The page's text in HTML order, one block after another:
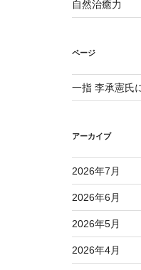
自然治癒力
ページ
一指 李承憲氏
アーカイブ
2026年7月
2026年6月
2026年5月
2026年4月